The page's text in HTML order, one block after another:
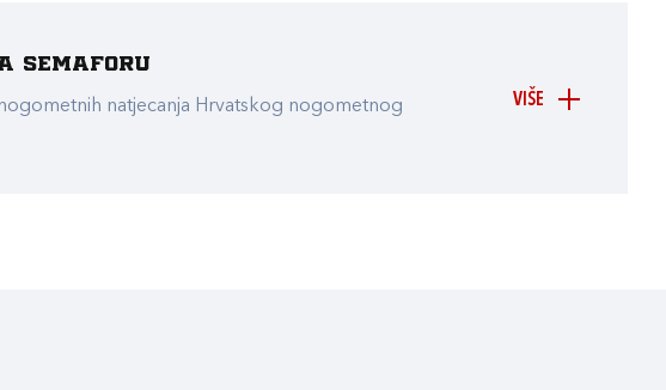
VIŠE
Semaforu
natjecanja Hrvatskog nogometnog